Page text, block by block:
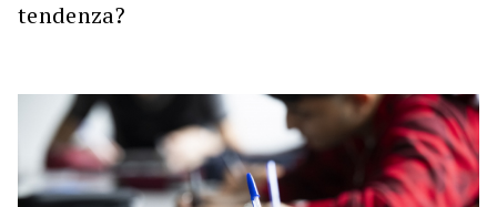
tendenza?